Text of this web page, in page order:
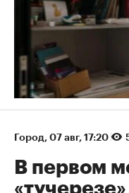
Город 07 авг, 17:20
В первом